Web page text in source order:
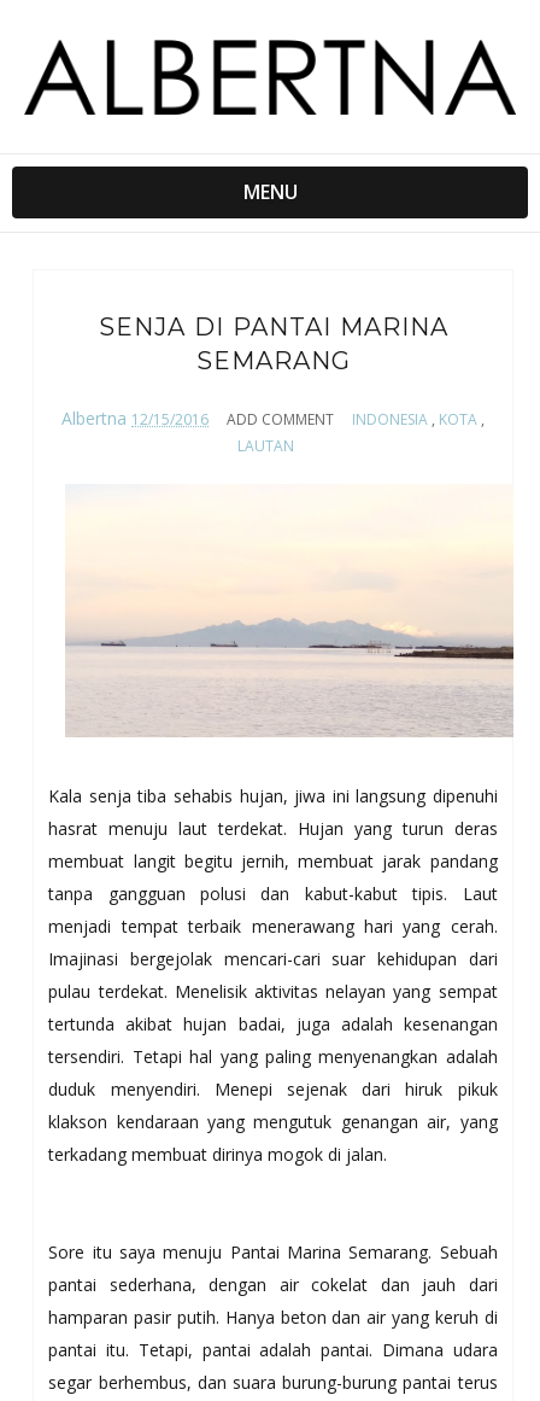
MENU
SENJA DI PANTAI MARINA
SEMARANG
Albertna 12/15/2016 ADD COMMENT INDONESIA , KOTA ,
LAUTAN
Kala senja tiba sehabis hujan, jiwa ini langsung dipenuhi
hasrat menuju laut terdekat. Hujan yang turun deras
membuat langit begitu jernih, membuat jarak pandang
tanpa gangguan polusi dan kabut-kabut tipis. Laut
menjadi tempat terbaik menerawang hari yang cerah.
Imajinasi bergejolak mencari-cari suar kehidupan dari
pulau terdekat. Menelisik aktivitas nelayan yang sempat
tertunda akibat hujan badai, juga adalah kesenangan
tersendiri. Tetapi hal yang paling menyenangkan adalah
duduk menyendiri. Menepi sejenak dari hiruk pikuk
klakson kendaraan yang mengutuk genangan air, yang
terkadang membuat dirinya mogok di jalan.
Sore itu saya menuju Pantai Marina Semarang. Sebuah
pantai sederhana, dengan air cokelat dan jauh dari
hamparan pasir putih. Hanya beton dan air yang keruh di
pantai itu. Tetapi, pantai adalah pantai. Dimana udara
segar berhembus, dan suara burung-burung pantai terus